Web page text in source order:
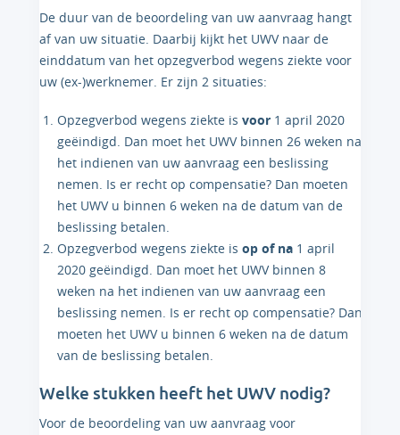
De duur van de beoordeling van uw aanvraag hangt
af van uw situatie. Daarbij kijkt het UWV naar de
einddatum van het opzegverbod wegens ziekte voor
uw (ex-)werknemer. Er zijn 2 situaties:
Opzegverbod wegens ziekte is voor 1 april 2020
geëindigd. Dan moet het UWV binnen 26 weken na
het indienen van uw aanvraag een beslissing
nemen. Is er recht op compensatie? Dan moeten
het UWV u binnen 6 weken na de datum van de
beslissing betalen.
Opzegverbod wegens ziekte is op of na 1 april
2020 geëindigd. Dan moet het UWV binnen 8
weken na het indienen van uw aanvraag een
beslissing nemen. Is er recht op compensatie? Dan
moeten het UWV u binnen 6 weken na de datum
van de beslissing betalen.
Welke stukken heeft het UWV nodig?
Voor de beoordeling van uw aanvraag voor